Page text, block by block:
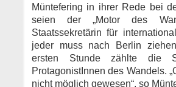
Müntefering in ihrer Rede bei
seien der „Motor des
Staatssekretärin für
jeder muss nach Berlin
ersten Stunde zählte die
ProtagonistInnen des Wandels.
nicht möglich gewesen“, so